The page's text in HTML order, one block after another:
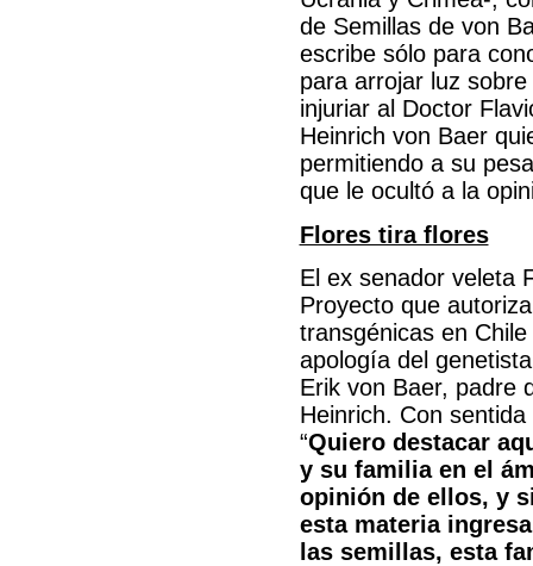
de Semillas de von
escribe sólo para
para arrojar luz
injuriar al Doctor
Heinrich von Baer
permitiendo a su
que le ocultó a la
Flores tira flores
El ex senador veleta
Proyecto que
transgénicas en
apología del
Erik von Baer, padre
Heinrich. Con
“Quiero destacar
y su familia en el
opinión de ellos, y
esta materia
las semillas, esta